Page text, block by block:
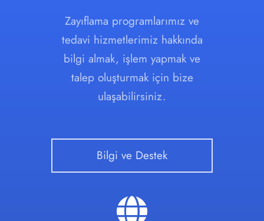
Zayıflama programlarımız ve
tedavi hizmetlerimiz hakkında
bilgi almak, işlem yapmak ve
talep oluşturmak için bize
ulaşabilirsiniz.
Bilgi ve Destek